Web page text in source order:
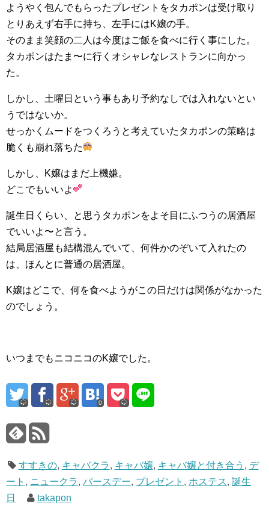
ようやく包んでもらったプレゼントをタカポンは受け取り
とりあえず右手に持ち、左手にはK嬢の手。
そのまま笑顔の二人は今度はご飯を食べに行く事にした。
タカポンはたま〜に行くオシャレなレストランに向かっ
た。
しかし、土曜日という事もあり予約なしでは入れないとい
うではないか。
せっかくムードをつくろうと考えていたタカポンの策略は
脆くも崩れ落ちた
しかし、K嬢はまだ上機嫌。
どこでもいいよ
誕生日くらい、と思うタカポンをよそ目にふつうの居酒屋
でいいよ〜と言う。
結局居酒屋も結構混んでいて、何件かのぞいて入れたの
は、ほんとに普通の居酒屋。
K嬢はどこで、何を食べようがこの日だけは関係がなかった
のでしょう。
いつまでもニコニコのK嬢でした。
0
すすきの, キャバクラ, キャバ嬢, キャバ嬢と付き合う , デ
ート , ニュークラ, バースデー, プレゼント , ホステス, 誕生
日
takapon